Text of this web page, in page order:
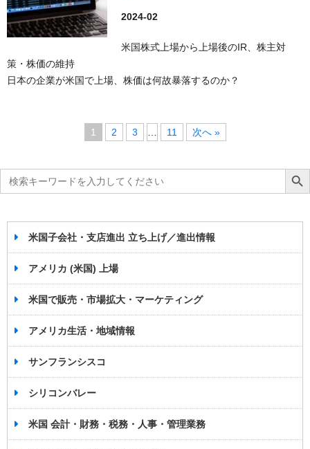
2024-02
米国株式上場から上場後のIR、株主対
策・株価の維持
日本の企業が米国で上場、株価は何故暴落するのか？
1 2 3 11 次へ »
Search
for:
Search
米国子会社・支店進出 立ち上げ／進出情報
アメリカ (米国) 上場
米国で販売・市場拡大・マーケティング
アメリカ生活・地域情報
サンフランシスコ
シリコンバレー
米国 会計・財務・税務・人事・管理業務